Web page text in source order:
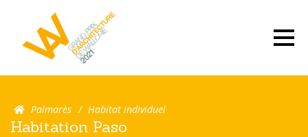
Palmarès Habitat individuel
Habitation Paso